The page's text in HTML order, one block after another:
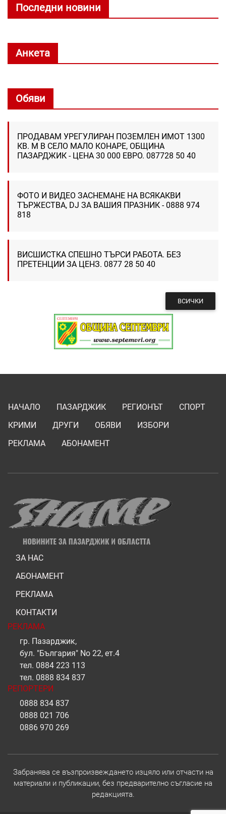
Последни новини
Анкета
Обяви
ПРОДАВАМ УРЕГУЛИРАН ПОЗЕМЛЕН ИМОТ 1300
КВ. М В СЕЛО МАЛО КОНАРЕ, ОБЩИНА
ПАЗАРДЖИК - ЦЕНА 30 000 ЕВРО. 087728 50 40
ФОТО И ВИДЕО ЗАСНЕМАНЕ НА ВСЯКАКВИ
ТЪРЖЕСТВА, DJ ЗА ВАШИЯ ПРАЗНИК - 0888 974
818
ВИСШИСТКА СПЕШНО ТЪРСИ РАБОТА. БЕЗ
ПРЕТЕНЦИИ ЗА ЦЕНЗ. 0877 28 50 40
ВСИЧКИ
НАЧАЛО ПАЗАРДЖИК РЕГИОНЪТ
СПОРТ
КРИМИ
ДРУГИ ОБЯВИ
ИЗБОРИ
РЕКЛАМА
АБОНАМЕНТ
ЗА НАС
АБОНАМЕНТ
РЕКЛАМА
КОНТАКТИ
РЕКЛАМА
гр. Пазарджик,
бул. "България" No 22, ет.4
тел. 0884 223 113
тел. 0888 834 837
РЕПОРТЕРИ
0888 834 837
0888 021 706
0886 970 269
Забранява се възпроизвеждането изцяло или отчасти на
материали и публикации, без предварително съгласие на
редакцията.